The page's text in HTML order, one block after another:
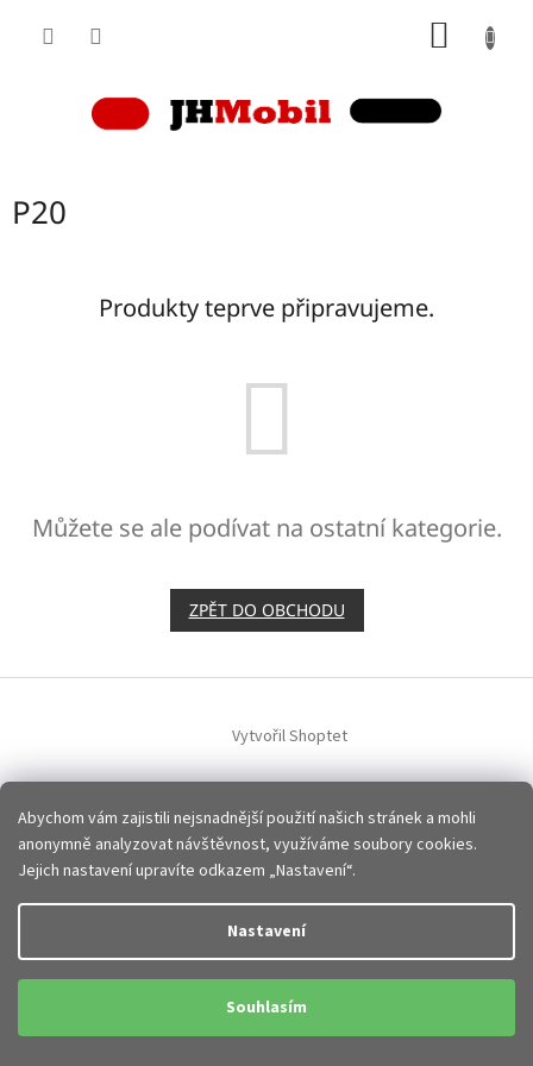
Abychom vám zajistili nejsnadnější použití našich stránek a mohli
anonymně analyzovat návštěvnost, využíváme soubory cookies.
Jejich nastavení upravíte odkazem „Nastavení“.
Nastavení
Souhlasím
P20
Produkty teprve připravujeme.
Můžete se ale podívat na ostatní kategorie.
ZPĚT DO OBCHODU
Z
a
t
Vytvořil Shoptet
Copyright 2026JHMobil.cz. Všechna práva vyhrazena.
Upravit
nastavení cookies